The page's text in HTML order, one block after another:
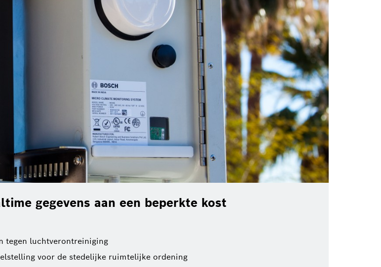
gegevens aan een beperkte kost
tegen luchtverontreiniging
voor de stedelijke ruimtelijke ordening